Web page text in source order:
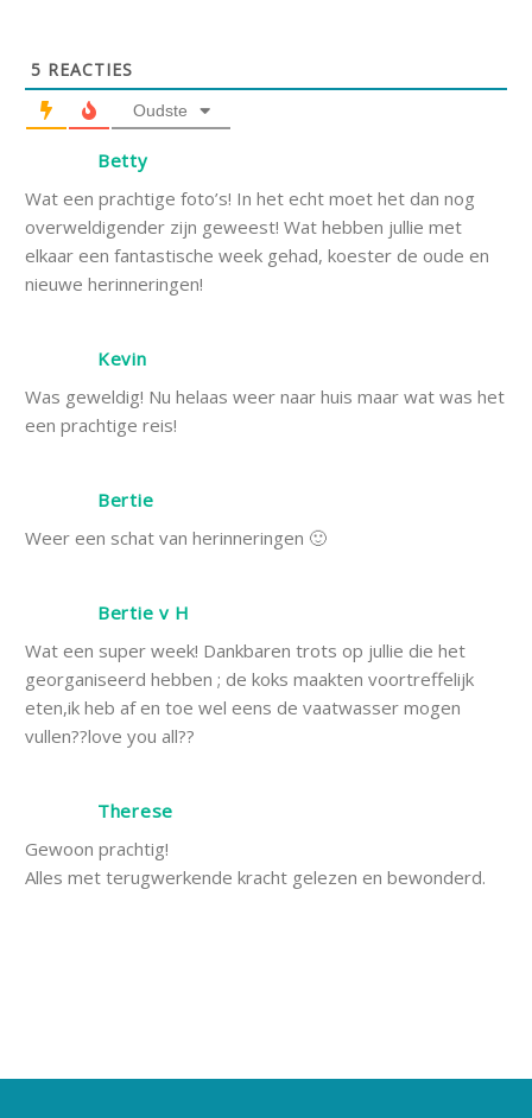
5 REACTIES
Oudste
Betty
Wat een prachtige foto’s! In het echt moet het dan nog
overweldigender zijn geweest! Wat hebben jullie met
elkaar een fantastische week gehad, koester de oude en
nieuwe herinneringen!
Kevin
Was geweldig! Nu helaas weer naar huis maar wat was het
een prachtige reis!
Bertie
Weer een schat van herinneringen 🙂
Bertie v H
Wat een super week! Dankbaren trots op jullie die het
georganiseerd hebben ; de koks maakten voortreffelijk
eten,ik heb af en toe wel eens de vaatwasser mogen
vullen??love you all??
Therese
Gewoon prachtig!
Alles met terugwerkende kracht gelezen en bewonderd.